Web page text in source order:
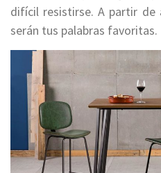
difícil resistirse. A partir de
serán tus palabras favoritas.